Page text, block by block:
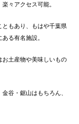
々アクセス可能。
もあり、もはや千葉県
る有名施設。
お土産物や美味しいもの
谷・鋸山はもちろん、